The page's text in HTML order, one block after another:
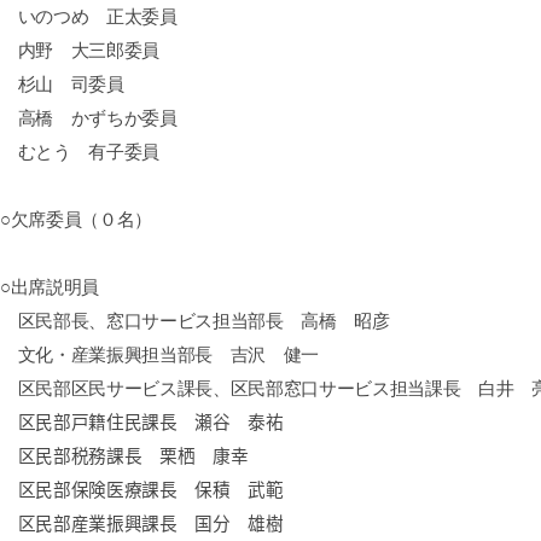
いのつめ 正太委員
内野 大三郎委員
杉山 司委員
高橋 かずちか委員
むとう 有子委員
○欠席委員（０名）
○出席説明員
区民部長、窓口サービス担当部長 高橋 昭彦
文化・産業振興担当部長 吉沢 健一
区民部区民サービス課長、区民部窓口サービス担当課長 白井
区民部戸籍住民課長 瀬谷
泰祐
区民部税務課長 栗栖 康幸
区民部保険医療課長 保積 武範
区民部産業振興課長 国分 雄樹